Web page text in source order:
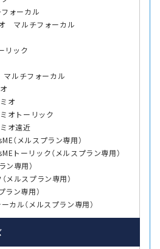
ォーカル
マルチフォーカル
リック
ルチフォーカル
オ
オトーリック
オ遠近
（メルスプラン専用）
トーリック（メルスプラン専用）
ン専用）
メルスプラン専用）
ラン専用）
カル（メルスプラン専用）